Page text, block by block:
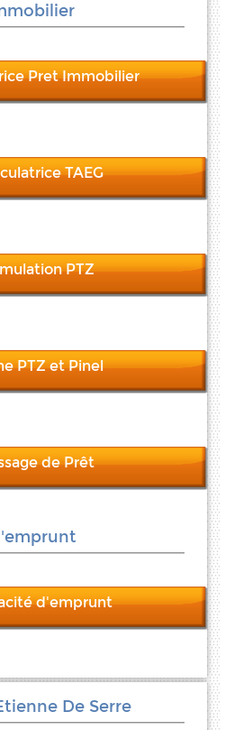
Pret Immobilier
TAEG
PTZ
PTZ et Pinel
de Prêt
d'emprunt
De Serre